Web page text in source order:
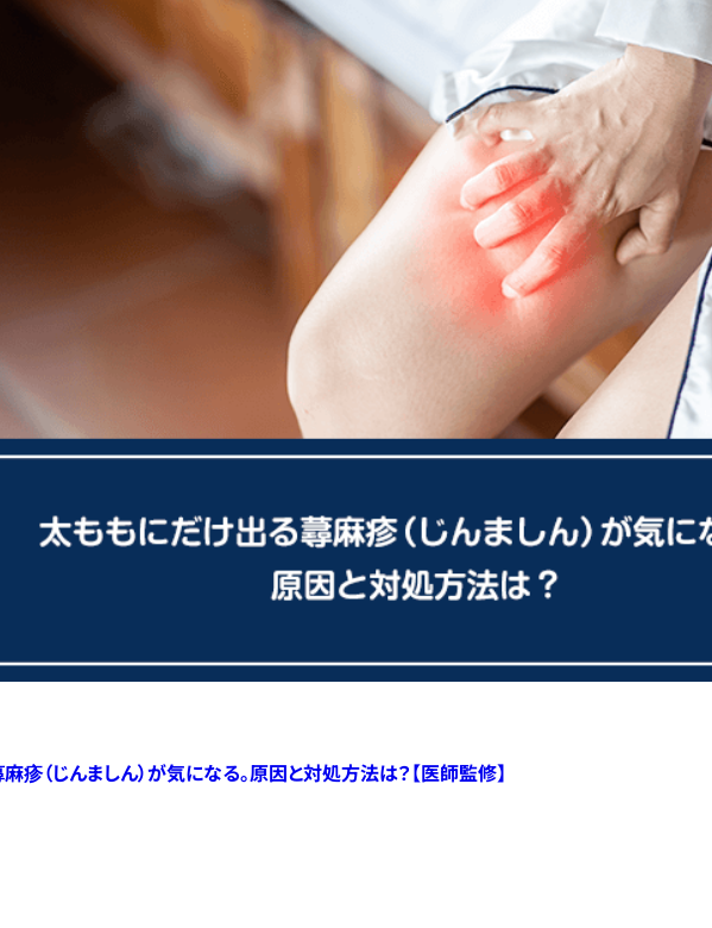
疹（じんましん）が気になる。原因と対処方法は？【医師監修】